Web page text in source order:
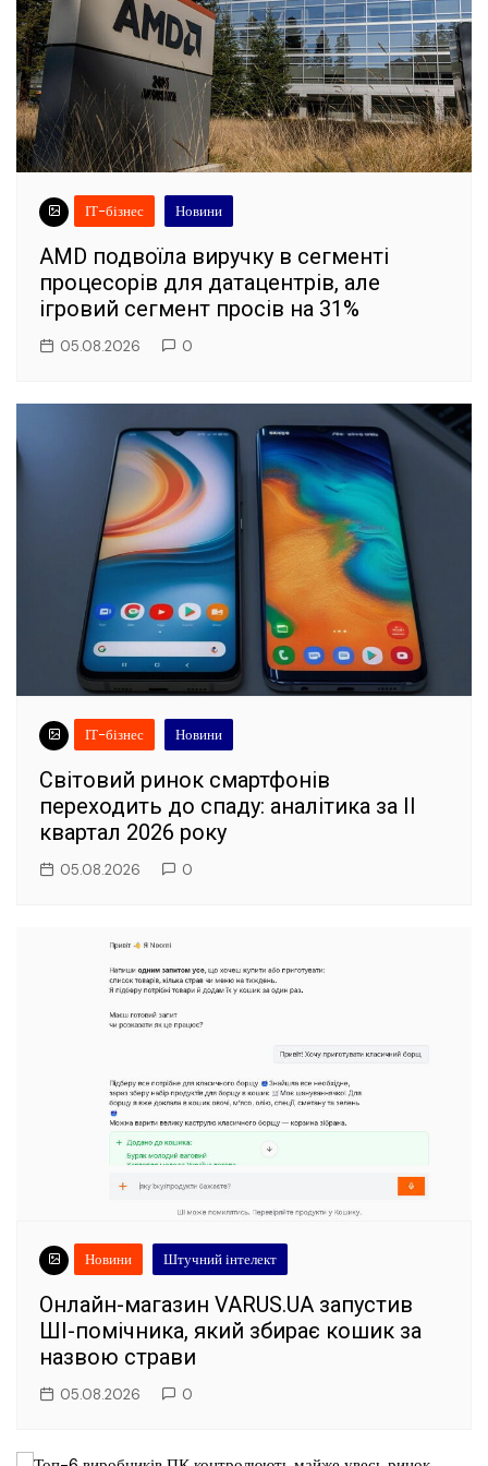
ІТ-бізнес Новини
AMD подвоїла виручку в сегменті
процесорів для датацентрів, але
ігровий сегмент просів на 31%
05.08.2026 0
ІТ-бізнес Новини
Світовий ринок смартфонів
переходить до спаду: аналітика за II
квартал 2026 року
05.08.2026 0
Новини Штучний інтелект
Онлайн-магазин VARUS.UA запустив
ШІ-помічника, який збирає кошик за
назвою страви
05.08.2026 0